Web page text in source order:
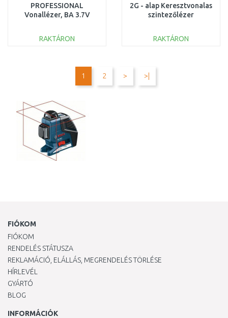
PROFESSIONAL
Vonallézer, BA 3.7V
0601065602
RAKTÁRON
2G - alap Keresztvonalas
szintezőlézer
0603663GZ
RAKTÁRON
Összehasonlítás
1 2 > >|
FIÓKOM
FIÓKOM
RENDELÉS STÁTUSZA
REKLAMÁCIÓ, ELÁLLÁS, MEGRENDELÉS TÖRLÉSE
HÍRLEVÉL
GYÁRTÓ
BLOG
INFORMÁCIÓK